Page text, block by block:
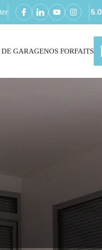
5.0
DE GARAGENOS FORFAITS